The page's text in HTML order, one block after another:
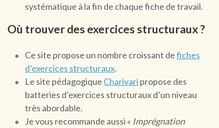
systématique à la fin de chaque fiche de travail.
Où trouver des exercices structuraux ?
Ce site propose un nombre croissant defiches
d’exercices structuraux.
Le site pédagogique Charivari propose des
batteries d’exercices structuraux d’un niveau
très abordable.
Je vous recommande aussi « Imprégnation